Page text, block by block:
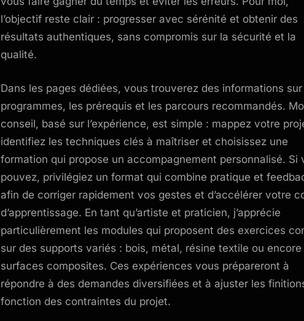
l’objectif reste clair : progresser avec sérénité et obtenir des
résultats authentiques, sans compromis sur la sécurité et la
qualité.
Dans les pages dédiées, vous trouverez des informations sur
programmes, les prérequis et les parcours recommandés.
conseil, basé sur l’expérience, est simple : mappez votre
identifiez les techniques clés à maîtriser et choisissez une
formation qui propose un accompagnement personnalisé. Si
pouvez, privilégiez un format qui combine pratique et
afin de corriger rapidement vos gestes et d’accélérer votre
d’apprentissage. En tant qu’artiste et praticien, j’apprécie
particulièrement les modules qui proposent des exercices
sur des supports variés : bois, métal, résine textile ou encore
surfaces composites. Ces expériences vous prépareront à
répondre à des demandes diversifiées et à ajuster les
fonction des contraintes du projet.